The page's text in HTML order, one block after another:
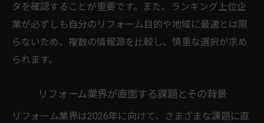
タを確認することが重要です。また、ランキング上位企
業が必ずしも自分のリフォーム目的や地域に最適とは限
らないため、複数の情報源を比較し、慎重な選択が求め
られます。
リフォーム業界が直面する課題とその背景
リフォーム業界は2026年に向けて、さまざまな課題に直